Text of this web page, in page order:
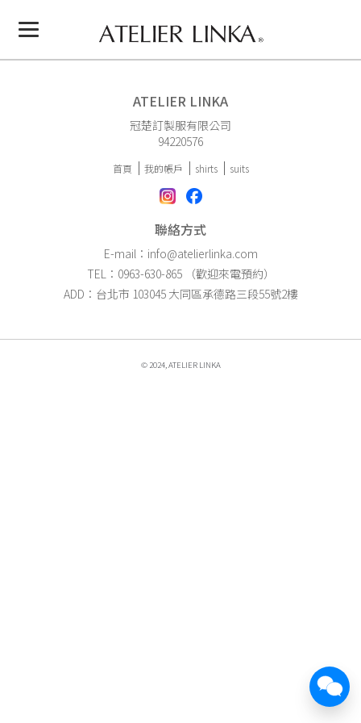
ATELIER LINKA
冠楚訂製服有限公司
94220576
首頁 我的帳戶 shirts suits
聯絡方式
E-mail：info@atelierlinka.com
TEL：0963-630-865 （歡迎來電預約）
ADD：台北市 103045 大同區承德路三段55號2樓
© 2024, ATELIER LINKA